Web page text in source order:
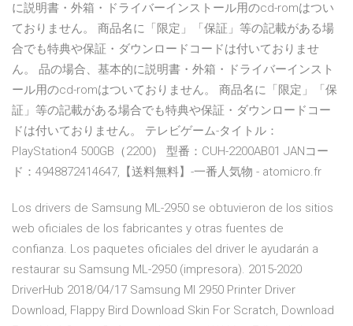
に説明書・外箱・ドライバーインストール用のcd-romはつい
ておりません。 商品名に「限定」「保証」等の記載がある場
合でも特典や保証・ダウンロードコードは付いておりませ
ん。 品の場合、基本的に説明書・外箱・ドライバーインスト
ール用のcd-romはついておりません。 商品名に「限定」「保
証」等の記載がある場合でも特典や保証・ダウンロードコー
ドは付いておりません。 テレビゲーム-タイトル：
PlayStation4 500GB（2200） 型番：CUH-2200AB01 JANコー
ド：4948872414647,【送料無料】-一番人気物 - atomicro.fr
Los drivers de Samsung ML-2950 se obtuvieron de los sitios
web oficiales de los fabricantes y otras fuentes de
confianza. Los paquetes oficiales del driver le ayudarán a
restaurar su Samsung ML-2950 (impresora). 2015-2020
DriverHub 2018/04/17 Samsung Ml 2950 Printer Driver
Download, Flappy Bird Download Skin For Scratch, Download